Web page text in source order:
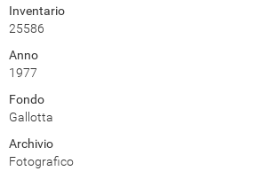
Inventario
25586
Anno
1977
Fondo
Gallotta
Archivio
Fotografico